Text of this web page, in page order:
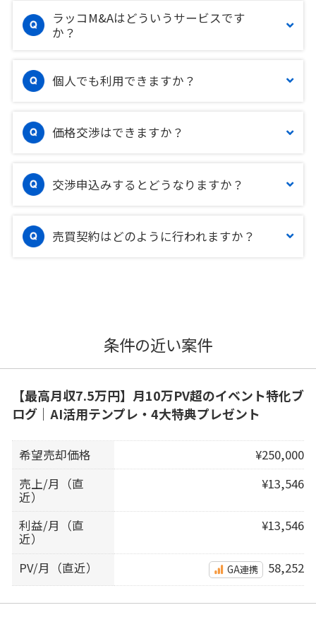
ラッコM&Aはどういうサービスです
か？
個人でも利用できますか？
価格交渉はできますか？
交渉申込みするとどうなりますか？
売買契約はどのように行われますか？
条件の近い案件
【最高月収7.5万円】月10万PV超のイベント特化ブ
ログ｜AI活用テンプレ・4大特典プレゼント
希望売却価格
¥250,000
売上/月（直
近）
¥13,546
利益/月（直
近）
¥13,546
PV/月（直近） GA連携 58,252